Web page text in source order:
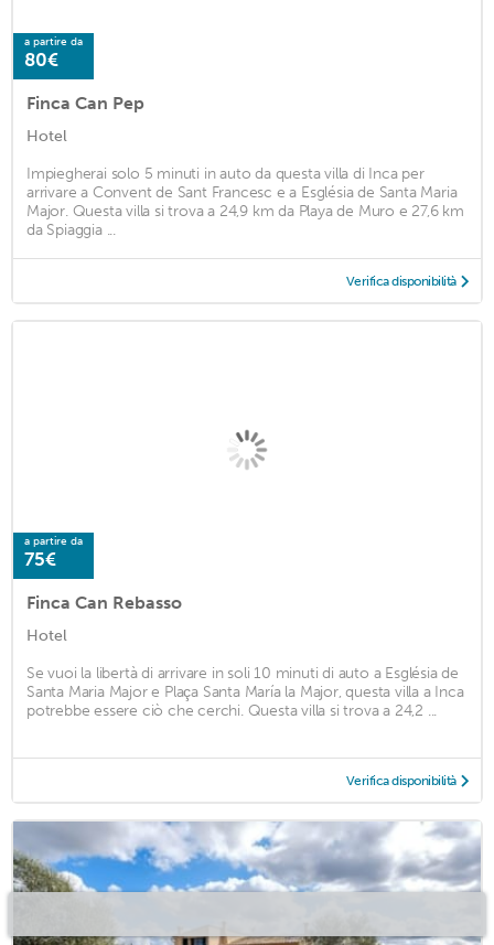
a partire da
80€
Finca Can Pep
Hotel
Impiegherai solo 5 minuti in auto da questa villa di Inca per
arrivare a Convent de Sant Francesc e a Església de Santa Maria
Major. Questa villa si trova a 24,9 km da Playa de Muro e 27,6 km
da Spiaggia ...
Verifica disponibilità
a partire da
75€
Finca Can Rebasso
Hotel
Se vuoi la libertà di arrivare in soli 10 minuti di auto a Església de
Santa Maria Major e Plaça Santa María la Major, questa villa a Inca
potrebbe essere ciò che cerchi. Questa villa si trova a 24,2 ...
Verifica disponibilità